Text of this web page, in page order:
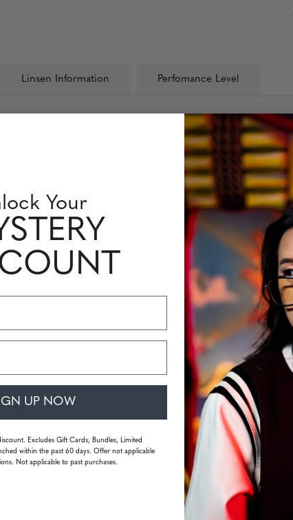
Linsen Information Perfomance Level
mit Cruz Kids, einer neuen Linie von Schutzbrillen von
mit schmutzabweisenden Gläsern in den
Ärzten empfohlen. Die Augen Ihres Kindes könnten nicht
Licht
120 mm | Bügel: 120 mm | Gewicht: 19,5 Gramm (ohne
Your
UP NOW
Excludes Gift Cards, Bundles, Limited
within the past 60 days. Offer not applicable
Not applicable to past purchases.